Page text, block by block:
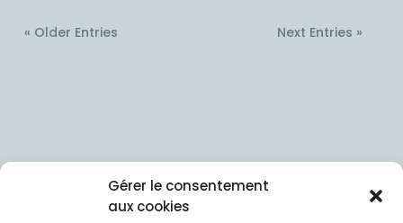
Gérer le consentement
aux cookies
« Older Entries Next Entries »